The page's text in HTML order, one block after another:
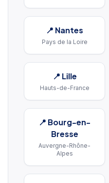
📍 Nantes
Pays de la Loire
📍 Lille
Hauts-de-France
📍 Bourg-en-
Bresse
Auvergne-Rhône-
Alpes